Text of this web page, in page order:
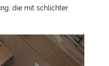
die mit schlichter